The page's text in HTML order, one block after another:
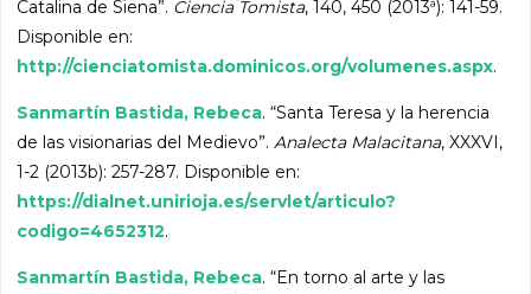
Catalina de Siena”. Ciencia Tomista, 140, 450 (2013ª): 141-59.
Disponible en:
http://cienciatomista.dominicos.org/volumenes.aspx.
Sanmartín Bastida, Rebeca. “Santa Teresa y la herencia
de las visionarias del Medievo”.Analecta Malacitana, XXXVI,
1-2 (2013b): 257-287. Disponible en:
https://dialnet.unirioja.es/servlet/articulo?
codigo=4652312.
Sanmartín Bastida, Rebeca. “En torno al arte y las